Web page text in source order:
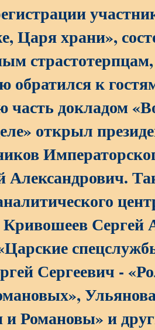
Царя храни»,
обратился к
часть докладом
открыл
Сергей
Сергеевич -
Романовы» и